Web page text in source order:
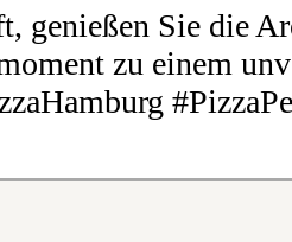
genießen Sie die
zu einem